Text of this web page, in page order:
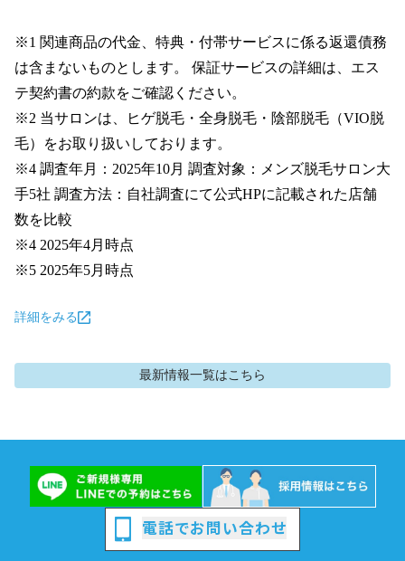
※1 関連商品の代金、特典・付帯サービスに係る返還債務
は含まないものとします。 保証サービスの詳細は、エス
テ契約書の約款をご確認ください。
※2 当サロンは、ヒゲ脱毛・全身脱毛・陰部脱毛（VIO脱
毛）をお取り扱いしております。
※4 調査年月：2025年10月 調査対象：メンズ脱毛サロン大
手5社 調査方法：自社調査にて公式HPに記載された店舗
数を比較
※4 2025年4月時点
※5 2025年5月時点
詳細をみる
最新情報一覧はこちら
電話でお問い合わせ